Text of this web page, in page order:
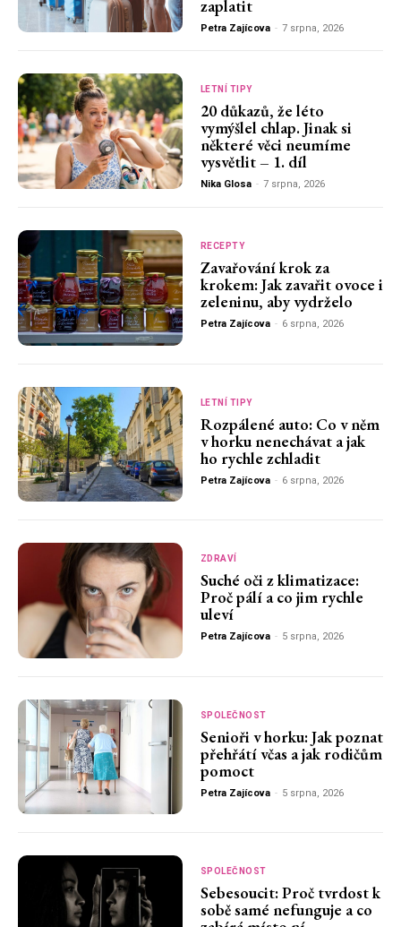
zaplatit
Petra Zajícova - 7 srpna, 2026
LETNÍ TIPY
20 důkazů, že léto
vymýšlel chlap. Jinak si
některé věci neumíme
vysvětlit – 1. díl
Nika Glosa - 7 srpna, 2026
RECEPTY
Zavařování krok za
krokem: Jak zavařit ovoce i
zeleninu, aby vydrželo
Petra Zajícova - 6 srpna, 2026
LETNÍ TIPY
Rozpálené auto: Co v něm
v horku nenechávat a jak
ho rychle zchladit
Petra Zajícova - 6 srpna, 2026
ZDRAVÍ
Suché oči z klimatizace:
Proč pálí a co jim rychle
uleví
Petra Zajícova - 5 srpna, 2026
SPOLEČNOST
Senioři v horku: Jak poznat
přehřátí včas a jak rodičům
pomoct
Petra Zajícova - 5 srpna, 2026
SPOLEČNOST
Sebesoucit: Proč tvrdost k
sobě samé nefunguje a co